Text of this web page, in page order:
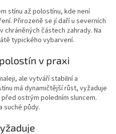
stínu až polostínu, kde není
Přirozeně se jí daří u severních
částech zahrady. Na
typického vybarvení.
v praxi
ale vytváří stabilní a
má dynamičtější růst, vyžaduje
ostrým poledním sluncem.
suché půdy.